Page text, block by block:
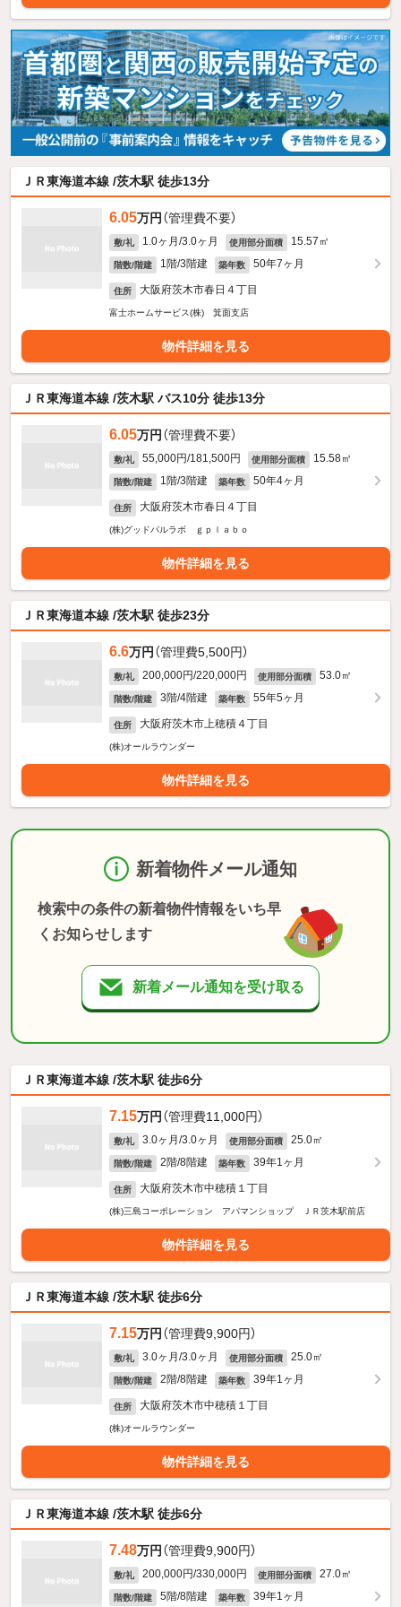
ＪＲ東海道本線 /茨木駅 徒歩13分
6.05万円 （管理費不要）
敷/礼 1.0ヶ月/3.0ヶ月 使用部分面積 15.57㎡
階数/階建 1階/3階建 築年数 50年7ヶ月
住所 大阪府茨木市春日４丁目
富士ホームサービス(株) 箕面支店
物件詳細を見る
ＪＲ東海道本線 /茨木駅 バス10分 徒歩13分
6.05万円 （管理費不要）
敷/礼 55,000円/181,500円 使用部分面積 15.58㎡
階数/階建 1階/3階建 築年数 50年4ヶ月
住所 大阪府茨木市春日４丁目
(株)グッドパルラボ ｇｐｌａｂｏ
物件詳細を見る
ＪＲ東海道本線 /茨木駅 徒歩23分
6.6万円 （管理費5,500円）
敷/礼 200,000円/220,000円 使用部分面積 53.0㎡
階数/階建 3階/4階建 築年数 55年5ヶ月
住所 大阪府茨木市上穂積４丁目
(株)オールラウンダー
物件詳細を見る
新着物件メール通知
検索中の条件の新着物件情報をいち早
くお知らせします
新着メール通知を受け取る
ＪＲ東海道本線 /茨木駅 徒歩6分
7.15万円 （管理費11,000円）
敷/礼 3.0ヶ月/3.0ヶ月 使用部分面積 25.0㎡
階数/階建 2階/8階建 築年数 39年1ヶ月
住所 大阪府茨木市中穂積１丁目
(株)三島コーポレーション アパマンショップ ＪＲ茨木駅前店
物件詳細を見る
ＪＲ東海道本線 /茨木駅 徒歩6分
7.15万円 （管理費9,900円）
敷/礼 3.0ヶ月/3.0ヶ月 使用部分面積 25.0㎡
階数/階建 2階/8階建 築年数 39年1ヶ月
住所 大阪府茨木市中穂積１丁目
(株)オールラウンダー
物件詳細を見る
ＪＲ東海道本線 /茨木駅 徒歩6分
7.48万円 （管理費9,900円）
敷/礼 200,000円/330,000円 使用部分面積 27.0㎡
階数/階建 5階/8階建 築年数 39年1ヶ月